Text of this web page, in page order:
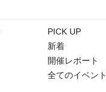
PICK UP
新着
開催レポート
全てのイベント